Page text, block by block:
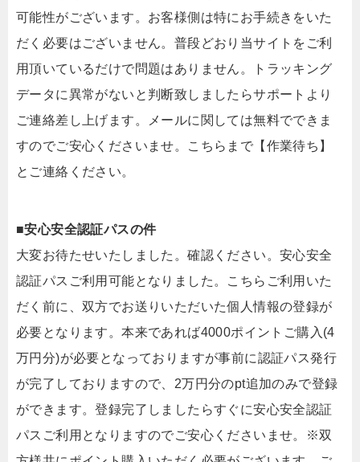
可能性がございます。お客様側は特にお手続きをいた
だく必要はございません。普段どおり当サイトをご利
用頂いているだけで問題はありません。トラッキング
データに異常がないと判断致しましたらサポートより
ご連絡差し上げます。メールに関しては無料でできま
すのでご安心くださいませ。こちらまで【作業待ち】
とご連絡ください。
■安心安全認証パスの件
大変お待たせいたしました。確認ください。安心安全
認証パスご利用可能となりました。こちらご利用いた
だく前に、双方でお送りいただいた個人情報の登録が
必要となります。本来であれば4000ポイントご購入(4
万円分)が必要となっておりますが事前に認証パス発行
が完了しておりますので、2万円分のpt追加のみで登録
ができます。登録完了しましたらすぐに安心安全認証
パスご利用となりますのでご安心くださいませ。※双